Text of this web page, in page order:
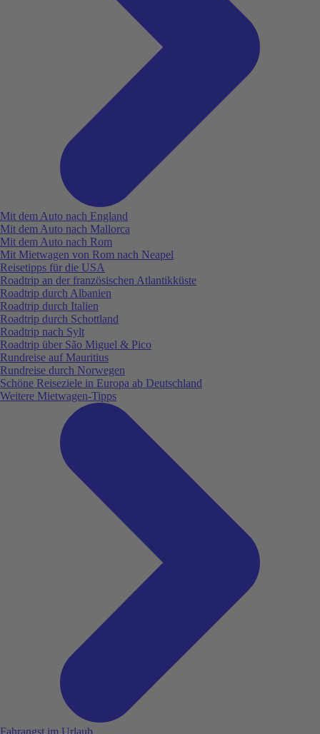
Mit dem Auto nach England
Mit dem Auto nach Mallorca
Mit dem Auto nach Rom
Mit Mietwagen von Rom nach Neapel
Reisetipps für die USA
Roadtrip an der französischen Atlantikküste
Roadtrip durch Albanien
Roadtrip durch Italien
Roadtrip durch Schottland
Roadtrip nach Sylt
Roadtrip über São Miguel & Pico
Rundreise auf Mauritius
Rundreise durch Norwegen
Schöne Reiseziele in Europa ab Deutschland
Weitere Mietwagen-Tipps
Fahrangst im Urlaub